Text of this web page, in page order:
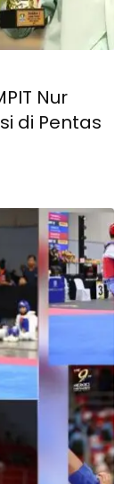
Nur
di Pentas